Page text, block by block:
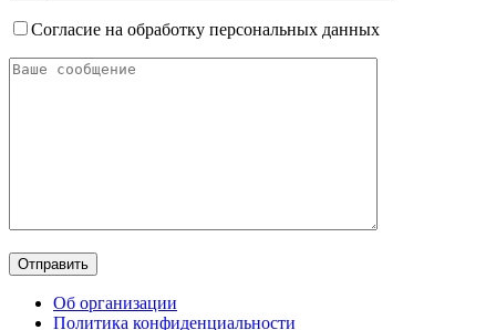
Согласие на обработку персональных данных
Об организации
Политика конфиденциальности